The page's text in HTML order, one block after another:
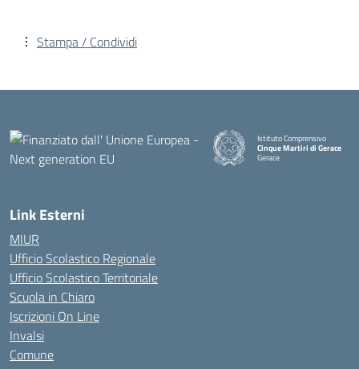
Stampa / Condividi
Istituto Comprensivo
Cinque Martiri di Gerace
Gerace
Link Esterni
MIUR
Ufficio Scolastico Regionale
Ufficio Scolastico Territoriale
Scuola in Chiaro
Iscrizioni On Line
Invalsi
Comune